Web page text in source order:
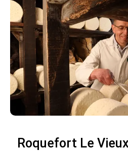
Roquefort Le